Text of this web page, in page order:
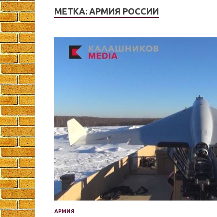
МЕТКА: АРМИЯ РОССИИ
АРМИЯ